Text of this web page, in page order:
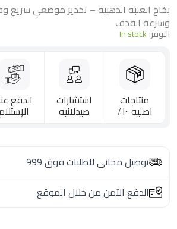
بخاخ العلبه الذهبية – تخدير موضعي سريع
وسرعة القذف
التوفر: In stock
منتاجات
اصليه ١٠٠٪؜
استشارات
صيدلانيه
الدفع
توصيل مجانى للطلبات فوق 999
الدفع الآمن من خلال الموقع